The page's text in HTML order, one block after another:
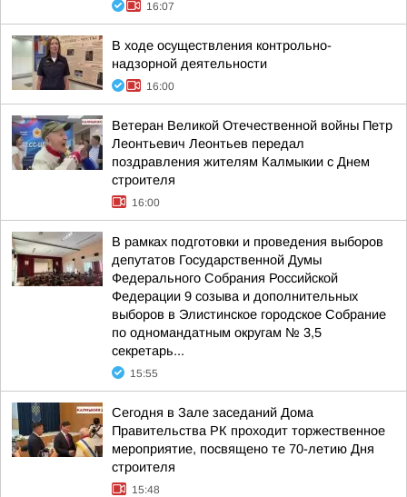
16:07
В ходе осуществления контрольно-
надзорной деятельности
16:00
Ветеран Великой Отечественной войны Петр
Леонтьевич Леонтьев передал
поздравления жителям Калмыкии с Днем
строителя
16:00
В рамках подготовки и проведения выборов
депутатов Государственной Думы
Федерального Собрания Российской
Федерации 9 созыва и дополнительных
выборов в Элистинское городское Собрание
по одномандатным округам № 3,5
секретарь...
15:55
Сегодня в Зале заседаний Дома
Правительства РК проходит торжественное
мероприятие, посвящено те 70-летию Дня
строителя
15:48